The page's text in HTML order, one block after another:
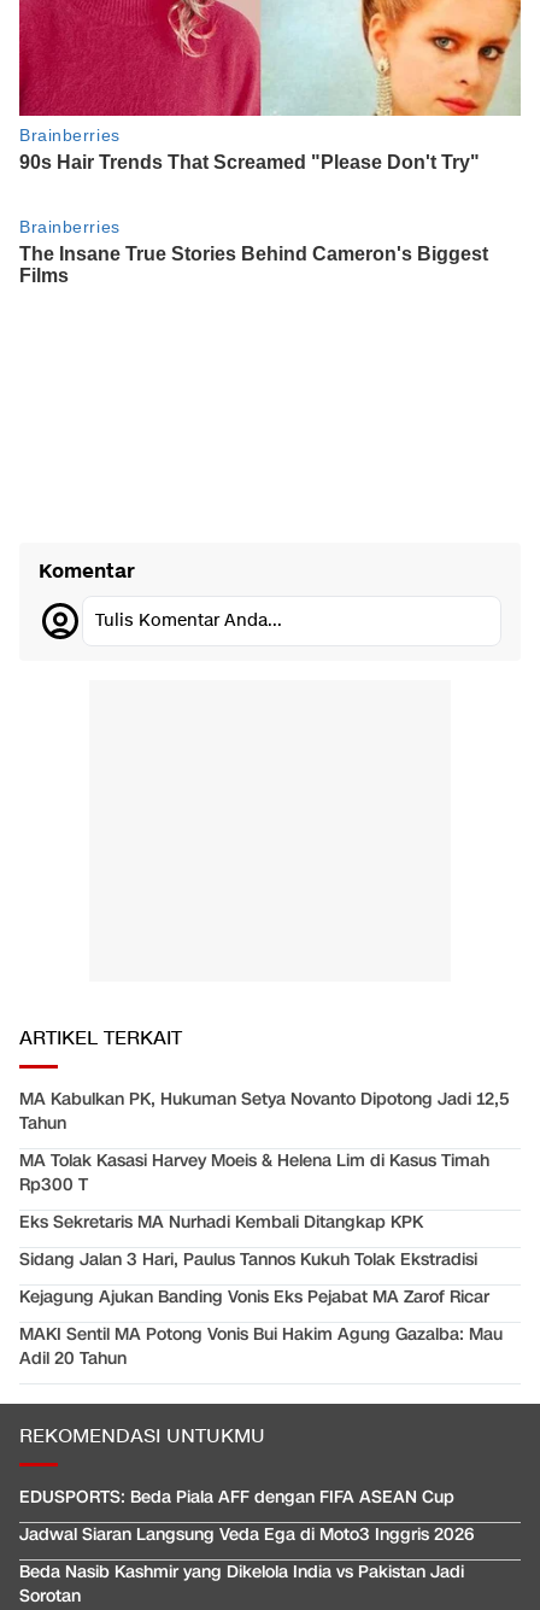
Komentar
Tulis Komentar Anda...
ARTIKEL TERKAIT
MA Kabulkan PK, Hukuman Setya Novanto Dipotong Jadi 12,5
Tahun
MA Tolak Kasasi Harvey Moeis & Helena Lim di Kasus Timah
Rp300 T
Eks Sekretaris MA Nurhadi Kembali Ditangkap KPK
Sidang Jalan 3 Hari, Paulus Tannos Kukuh Tolak Ekstradisi
Kejagung Ajukan Banding Vonis Eks Pejabat MA Zarof Ricar
MAKI Sentil MA Potong Vonis Bui Hakim Agung Gazalba: Mau
Adil 20 Tahun
REKOMENDASI UNTUKMU
EDUSPORTS: Beda Piala AFF dengan FIFA ASEAN Cup
Jadwal Siaran Langsung Veda Ega di Moto3 Inggris 2026
Beda Nasib Kashmir yang Dikelola India vs Pakistan Jadi
Sorotan